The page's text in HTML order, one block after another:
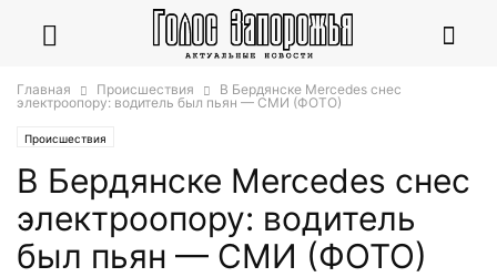
Главная Происшествия
В Бердянске Mercedes снес
электроопору: водитель был пьян — СМИ (ФОТО)
Происшествия
В Бердянске Mercedes снес
электроопору: водитель
был пьян — СМИ (ФОТО)